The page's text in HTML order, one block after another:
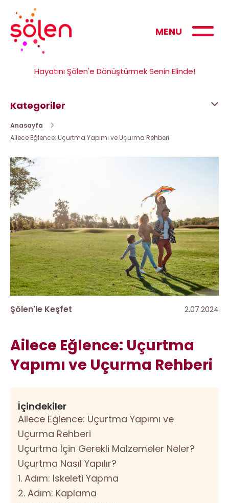
Hayatını Şölen'e Dönüştürmek Senin Elinde!
MENU
Kategoriler
Anasayfa
Ailece Eğlence: Uçurtma Yapımı ve Uçurma Rehberi
Şölen'le Keşfet 2.07.2024
Ailece Eğlence: Uçurtma
Yapımı ve Uçurma Rehberi
İçindekiler
Ailece Eğlence: Uçurtma Yapımı ve
Uçurma Rehberi
Uçurtma İçin Gerekli Malzemeler Neler?
Uçurtma Nasıl Yapılır?
1. Adım: İskeleti Yapma
2. Adım: Kaplama